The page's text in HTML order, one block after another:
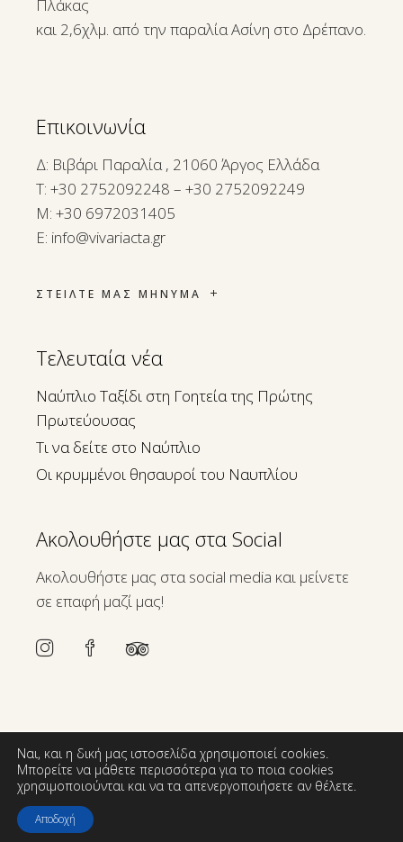
Πλάκας
και 2,6χλμ. από την παραλία Ασίνη στο Δρέπανο.
Επικοινωνία
Δ: Βιβάρι Παραλία , 21060 Άργος Ελλάδα
Τ: +30 2752092248 – +30 2752092249
M: +30 6972031405
E: info@vivariacta.gr
ΣΤΕΙΛΤΕ ΜΑΣ ΜΗΝΥΜΑ
Τελευταία νέα
Ναύπλιο Ταξίδι στη Γοητεία της Πρώτης
Πρωτεύουσας
Τι να δείτε στο Ναύπλιο
Οι κρυμμένοι θησαυροί του Ναυπλίου
Ακολουθήστε μας στα Social
Ακολουθήστε μας στα social media και μείνετε
σε επαφή μαζί μας!
Web design & SEO by
Ναι, και η δική μας ιστοσελίδα χρησιμοποιεί cookies.
Μπορείτε να μάθετε περισσότερα για το ποια cookies
χρησιμοποιούνται και να τα απενεργοποιήσετε αν θέλετε.
Αποδοχή